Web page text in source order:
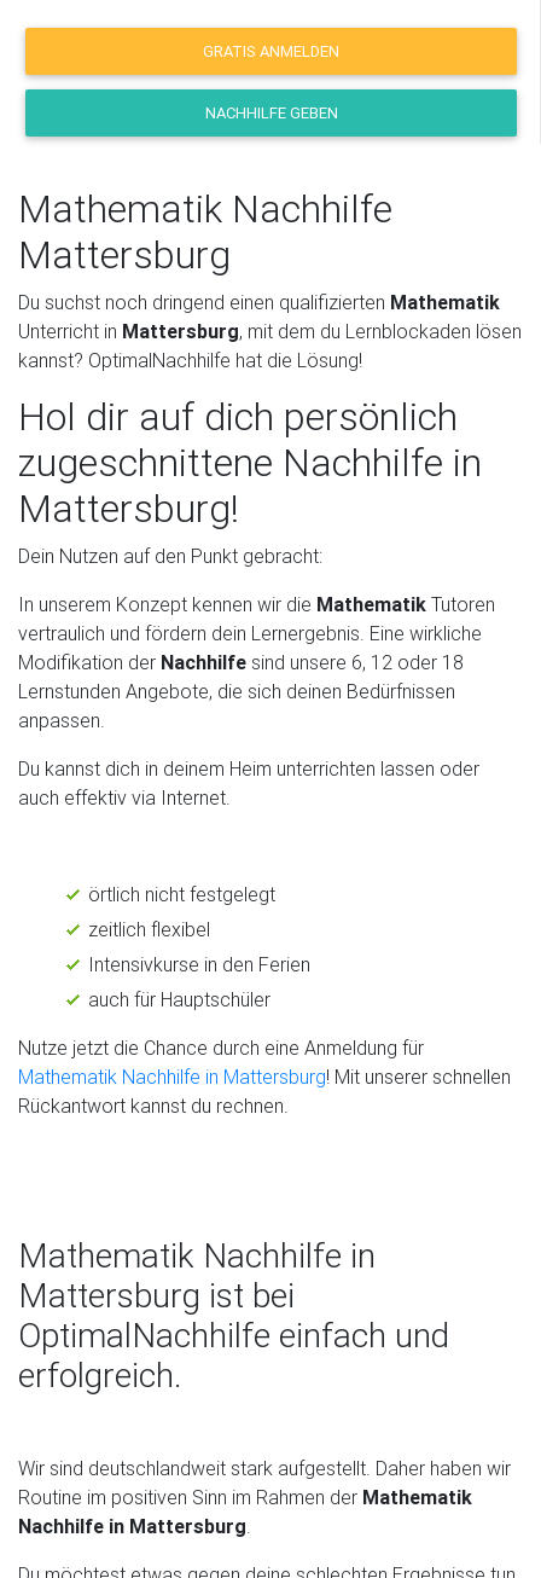
GRATIS ANMELDEN
NACHHILFE GEBEN
Mathematik Nachhilfe
Mattersburg
Du suchst noch dringend einen qualifizierten Mathematik
Unterricht in Mattersburg, mit dem du Lernblockaden lösen
kannst? OptimalNachhilfe hat die Lösung!
Hol dir auf dich persönlich
zugeschnittene Nachhilfe in
Mattersburg!
Dein Nutzen auf den Punkt gebracht:
In unserem Konzept kennen wir die Mathematik Tutoren
vertraulich und fördern dein Lernergebnis. Eine wirkliche
Modifikation der Nachhilfe sind unsere 6, 12 oder 18
Lernstunden Angebote, die sich deinen Bedürfnissen
anpassen.
Du kannst dich in deinem Heim unterrichten lassen oder
auch effektiv via Internet.
örtlich nicht festgelegt
zeitlich flexibel
Intensivkurse in den Ferien
auch für Hauptschüler
Nutze jetzt die Chance durch eine Anmeldung für
Mathematik Nachhilfe in Mattersburg! Mit unserer schnellen
Rückantwort kannst du rechnen.
Mathematik Nachhilfe in
Mattersburg ist bei
OptimalNachhilfe einfach und
erfolgreich.
Wir sind deutschlandweit stark aufgestellt. Daher haben wir
Routine im positiven Sinn im Rahmen der Mathematik
Nachhilfe in Mattersburg